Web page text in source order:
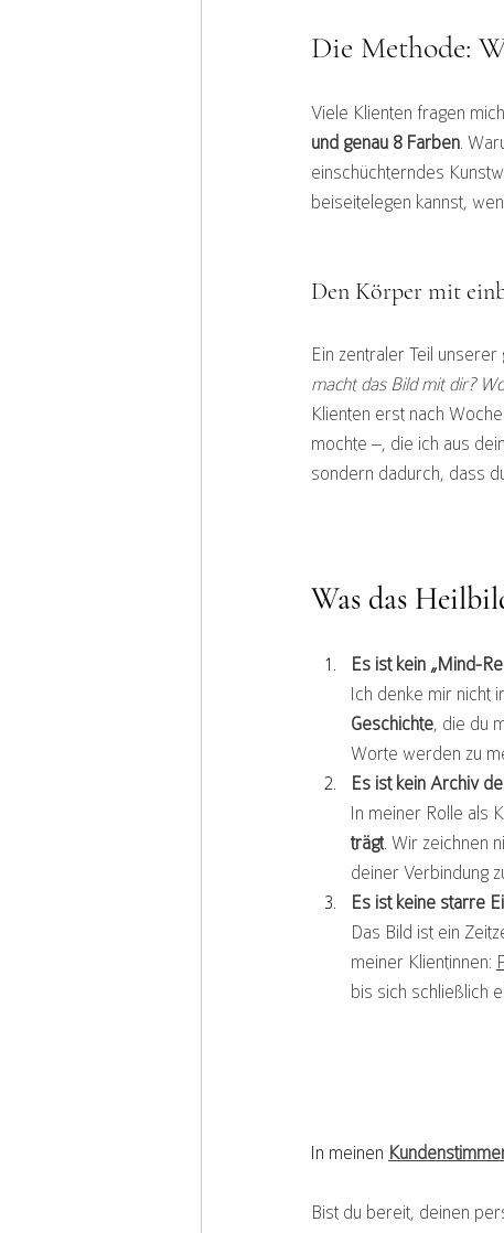
Die Methode:
Viele Klienten fragen
und genau 8 Farben.
einschüchterndes
beiseitelegen kannst,
Den Körper mit
Ein zentraler Teil
macht das Bild mit dir?
Klienten erst nach
mochte –, die ich aus
sondern dadurch, dass
Was das
Es ist kein „Mind-
Ich denke mir nicht
Geschichte, die du
Worte werden zu
Es ist kein Archiv
In meiner Rolle als
trägt. Wir zeichnen
deiner Verbindung
Es ist keine starre
Das Bild ist ein
meiner Klientinnen:
bis sich schließlich
In meinen
Bist du bereit, deinen